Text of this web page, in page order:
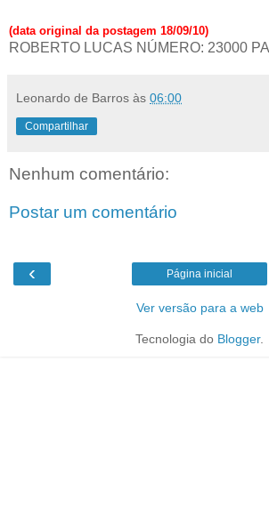
(data original da postagem 18/09/10)
ROBERTO LUCAS NÚMERO: 23000
Leonardo de Barros às 06:00
Compartilhar
Nenhum comentário:
Postar um comentário
‹ Página inicial
Ver versão para a web
Tecnologia do Blogger.